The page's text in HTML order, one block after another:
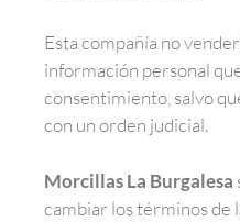
Esta compañía no
información personal
consentimiento, salvo
con un orden judicial.
Morcillas La Burgalesa
cambiar los términos de